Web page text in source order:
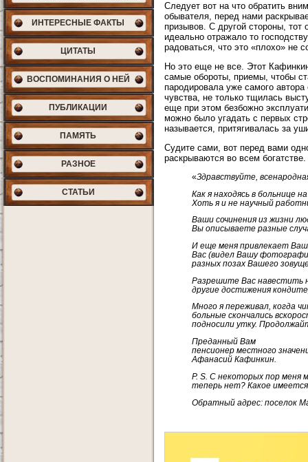
ИНТЕРЕСНЫЕ ФАКТЫ
ЦИТАТЫ
ВОСПОМИНАНИЯ О НЕЙ
ПУБЛИКАЦИИ
ПАМЯТЬ
РАЗНОЕ
СТАТЬИ
Следует вот на что обратить
обывателя, перед нами
призывов. С другой стороны, тот
идеально отражало то
радоваться, что это «плохо» не
Но это еще не все. Этот
самые обороты, приемы, чтобы
пародировала уже самого
чувства, не только тщилась
еще при этом безбожно
можно было угадать с первых
называется, притягивалась за
Судите сами, вот перед вами
раскрываются во всем богатстве.
«Здравствуйте,
Как я находясь в больнице
Хоть я и не научный
Ваши сочинения из жизни
Вы описываете разные
И еще меня привлекает
Вас (видел Вашу
разных позах Вашего
Разрешите Вас навестить
другие достижения
Много я переживал, когда
больные скончались
подносили утку.
Преданный Вам
пенсионер местного
Афанасий Кафинкин.
P. S. С некоторых пор меня
теперь нет? Какое
Обратный адрес: поселок